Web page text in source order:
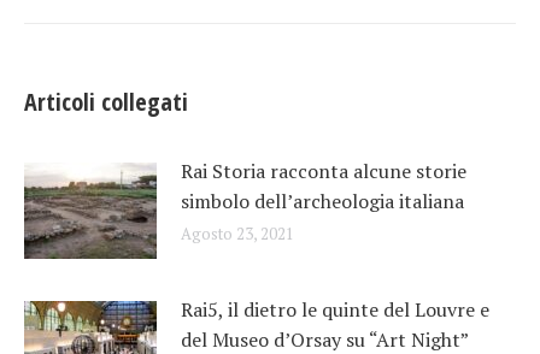
Articoli collegati
Rai Storia racconta alcune storie
simbolo dell’archeologia italiana
Agosto 23, 2021
Rai5, il dietro le quinte del Louvre e
del Museo d’Orsay su “Art Night”